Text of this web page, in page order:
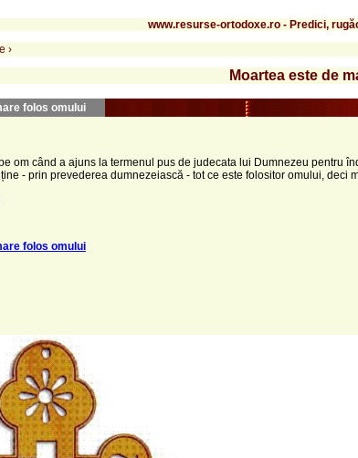
www.resurse-ortodoxe.ro - Predici,
›
Moartea este de
folos omului
om când a ajuns la termenul pus de judecata lui Dumnezeu pentru
- prin prevederea dumnezeiască - tot ce este folositor omului, deci
folos omului